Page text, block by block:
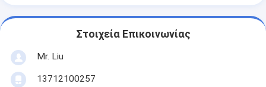
Στοιχεία Επικοινωνίας
Mr. Liu
13712100257